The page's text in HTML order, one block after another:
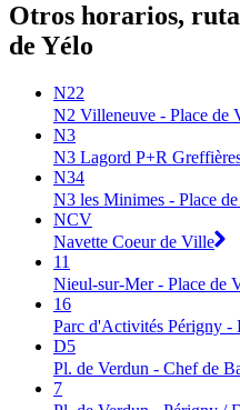
Otros horarios,
de Yélo
N22
N2 Villeneuve - Place de
N3
N3 Lagord P+R
N34
N3 les Minimes - Place
NCV
Navette Coeur de Ville
11
Nieul-sur-Mer - Place de
16
Parc d'Activités Périgny -
D5
Pl. de Verdun - Chef de
7